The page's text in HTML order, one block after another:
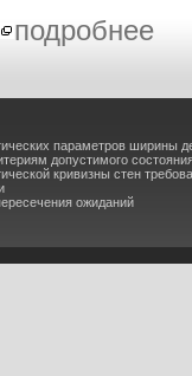
подробнее
параметров ширины
допустимого
кривизны стен
ожиданий